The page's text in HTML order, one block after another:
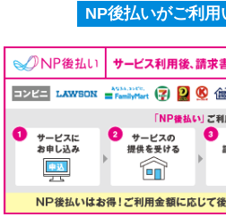
NP後払いがご利用